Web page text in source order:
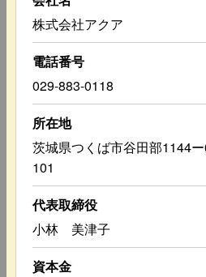
株式会社アクア
電話番号
029-883-0118
所在地
茨城県つくば市谷田部1144
101
代表取締役
小林 美津子
資本金